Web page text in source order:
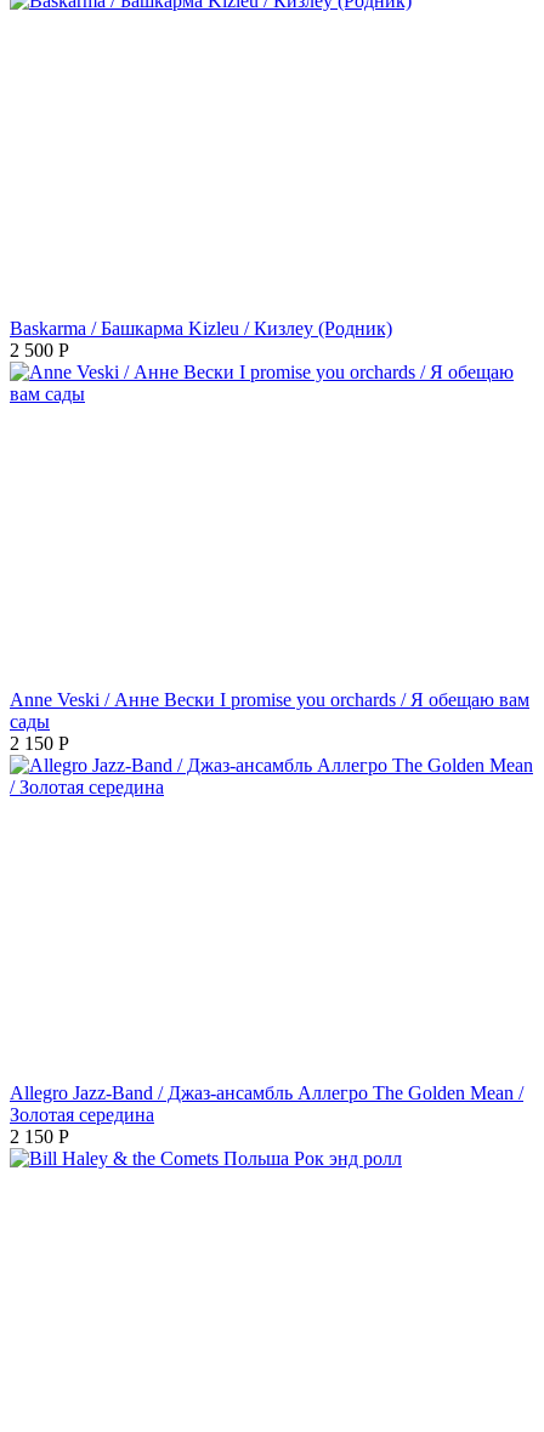
Baskarma / Башкарма Kizleu / Кизлеу (Родник)
2 500 Р
Anne Veski / Анне Вески I promise you orchards / Я обещаю вам
сады
2 150 Р
Allegro Jazz-Band / Джаз-ансамбль Аллегро The Golden Mean /
Золотая середина
2 150 Р